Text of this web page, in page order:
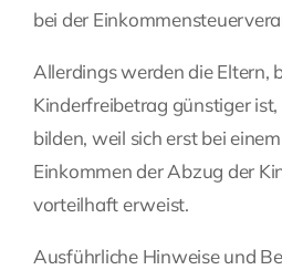
bei der
Allerdings werden die Eltern,
Kinderfreibetrag günstiger
bilden, weil sich erst bei
Einkommen der Abzug der
vorteilhaft erweist.
Ausführliche Hinweise und